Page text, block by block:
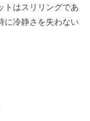
トはスリリングであ
に冷静さを失わない